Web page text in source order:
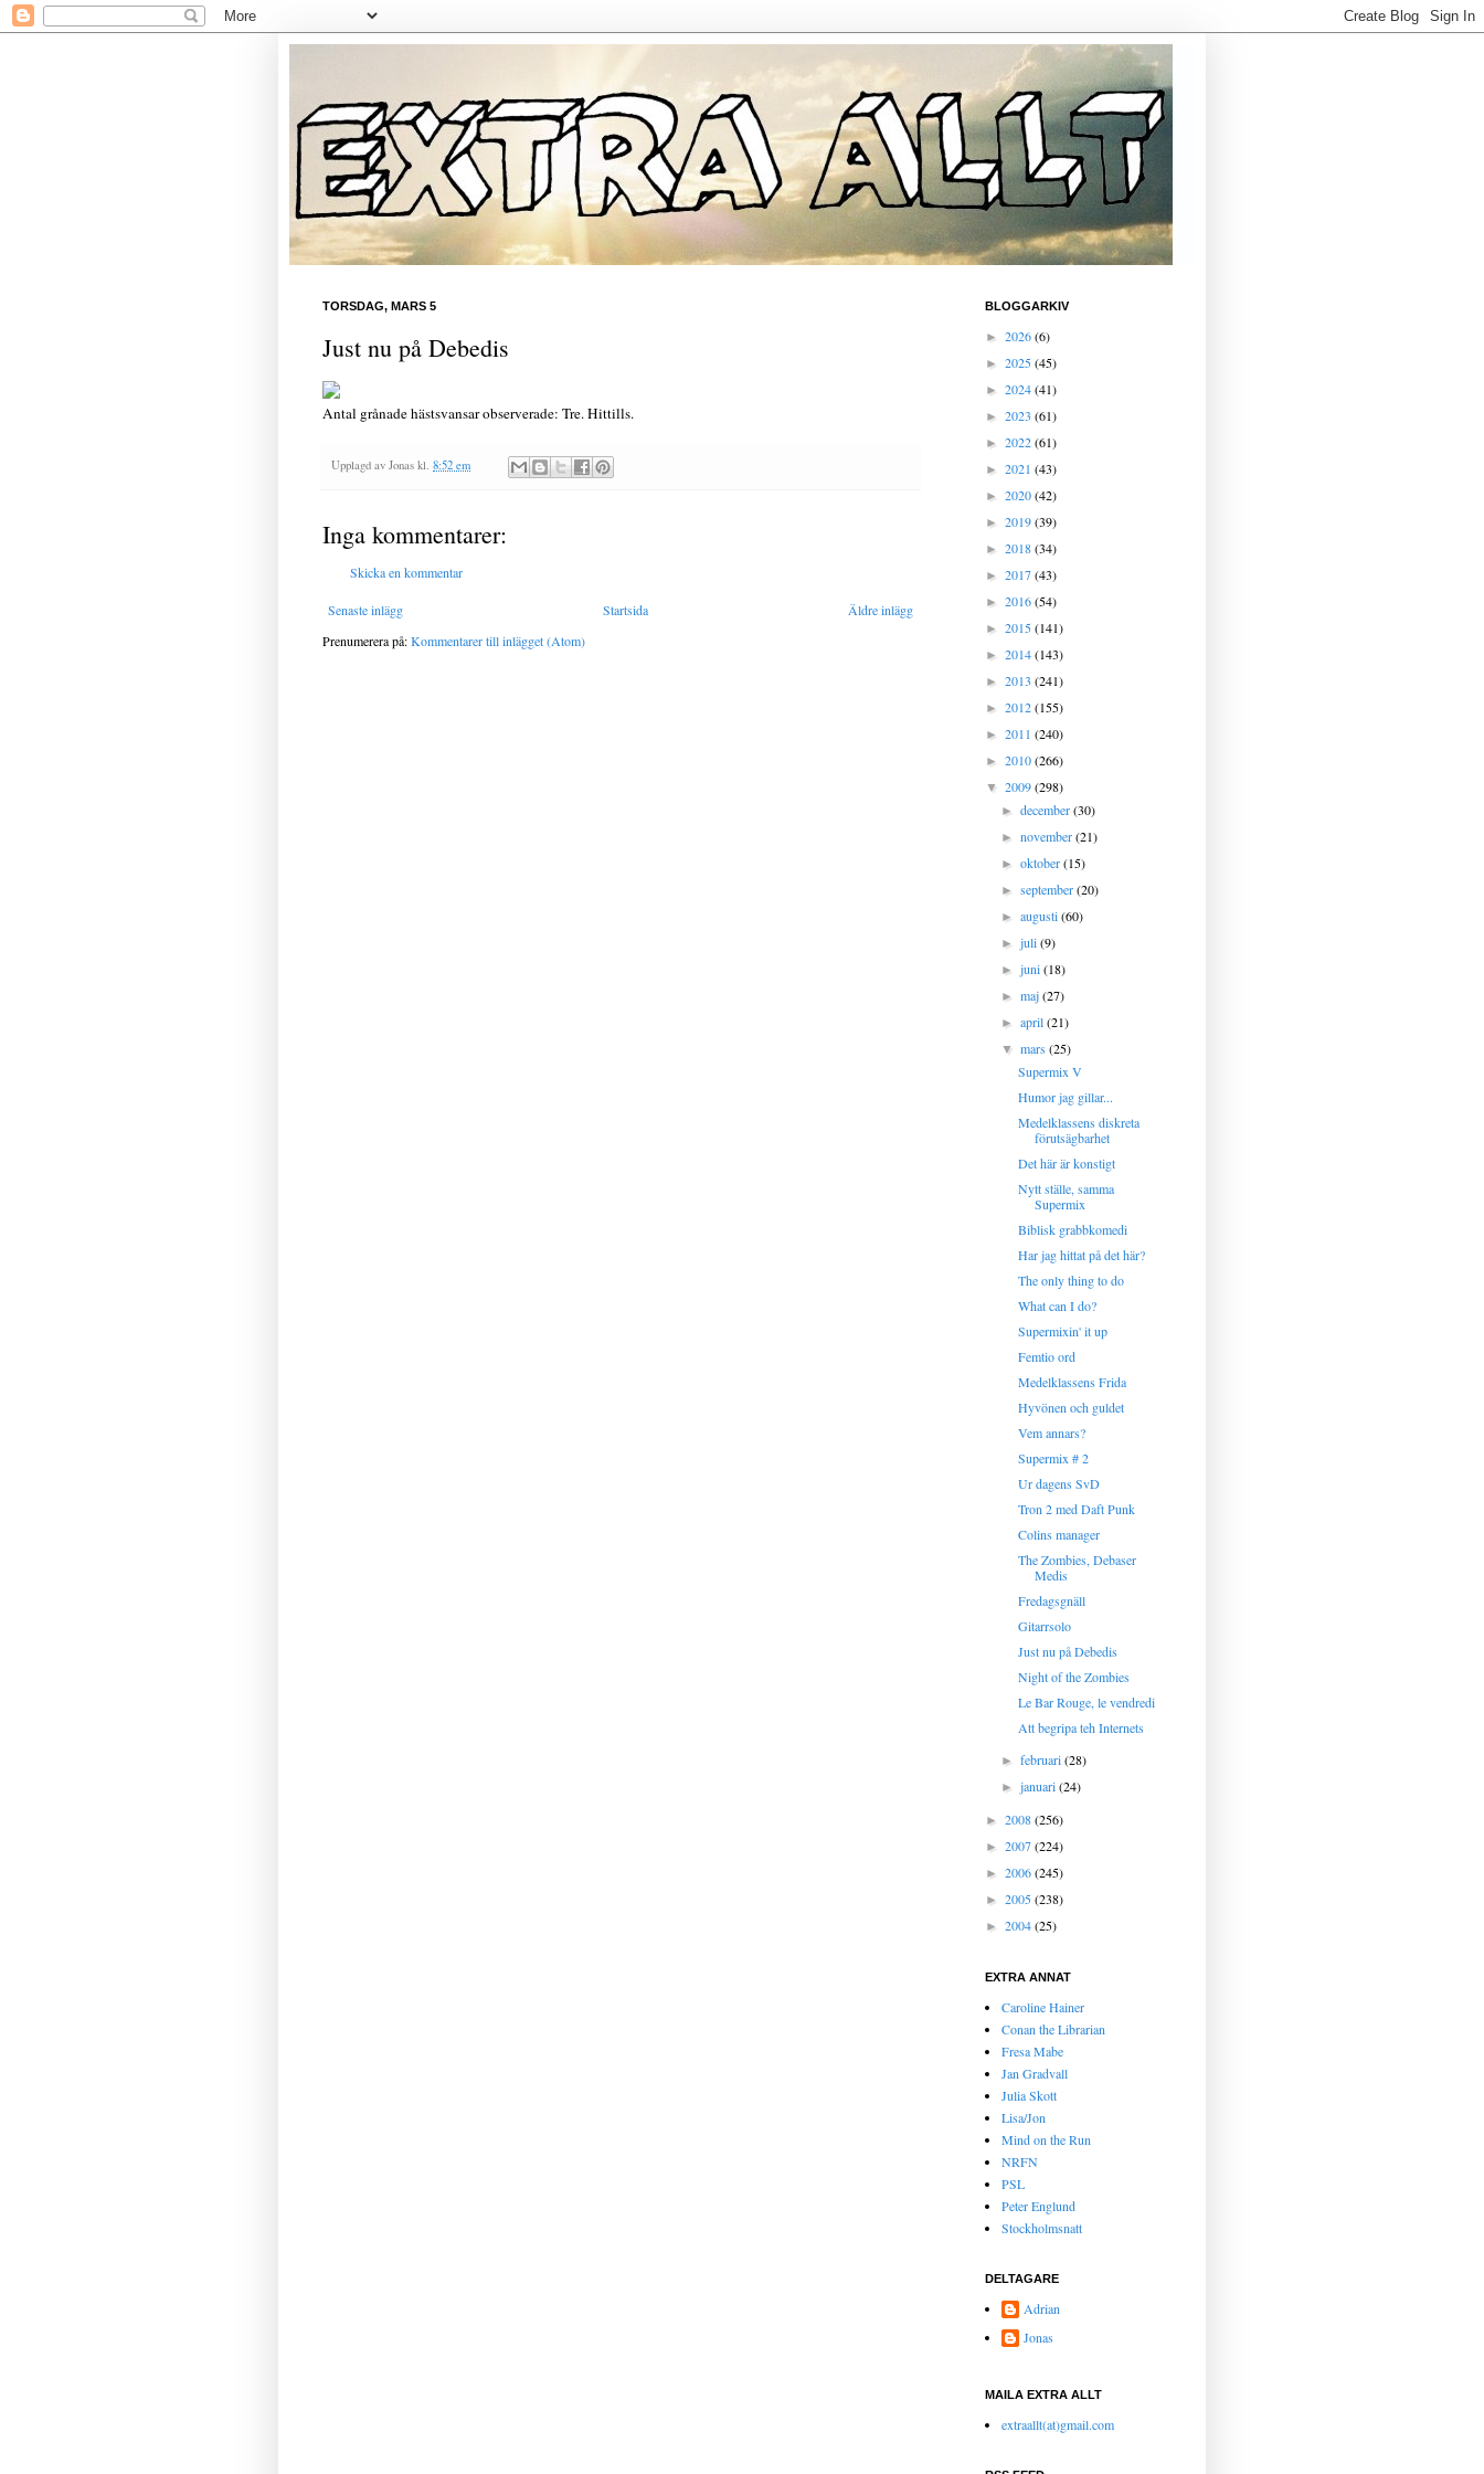
TORSDAG, MARS 5
Just nu på Debedis
Antal grånade hästsvansar observerade: Tre. Hittills.
Upplagd av Jonas kl. 8:52 em
Inga kommentarer:
Skicka en kommentar
Senaste inlägg Äldre inlägg
Startsida
Prenumerera på:Kommentarer till inlägget (Atom)
BLOGGARKIV
► 2026(6)
► 2025(45)
► 2024(41)
► 2023 (61)
► 2022(61)
► 2021 (43)
► 2020(42)
► 2019(39)
► 2018(34)
► 2017(43)
► 2016(54)
► 2015(141)
► 2014(143)
► 2013 (241)
► 2012(155)
► 2011 (240)
► 2010(266)
▼ 2009(298)
►december(30)
►november(21)
►oktober(15)
►september(20)
►augusti(60)
►juli(9)
►juni(18)
►maj(27)
►april(21)
▼mars(25)
Supermix V
Humor jag gillar...
Medelklassens diskreta
förutsägbarhet
Det här är konstigt
Nytt ställe, samma
Supermix
Biblisk grabbkomedi
Har jag hittat på det här?
The only thing to do
What can I do?
Supermixin' it up
Femtio ord
Medelklassens Frida
Hyvönen och guldet
Vem annars?
Supermix # 2
Ur dagens SvD
Tron 2 med Daft Punk
Colins manager
The Zombies, Debaser
Medis
Fredagsgnäll
Gitarrsolo
Just nu på Debedis
Night of the Zombies
Le Bar Rouge, le vendredi
Att begripa teh Internets
►februari(28)
►januari(24)
► 2008(256)
► 2007(224)
► 2006(245)
► 2005(238)
► 2004(25)
EXTRA ANNAT
Caroline Hainer
Conan the Librarian
Fresa Mabe
Jan Gradvall
Julia Skott
Lisa/Jon
Mind on the Run
NRFN
PSL
Peter Englund
Stockholmsnatt
DELTAGARE
Adrian
Jonas
MAILA EXTRA ALLT
extraallt(at)gmail.com